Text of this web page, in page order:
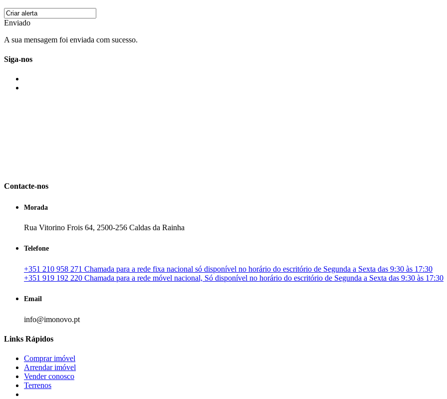
Enviado
A sua mensagem foi enviada com sucesso.
Siga-nos
Contacte-nos
Morada
Rua Vitorino Frois 64, 2500-256 Caldas da Rainha
Telefone
+351 210 958 271 Chamada para a rede fixa nacional só disponível no horário do escritório de Segunda a Sexta das 9:30 às 17:30
+351 919 192 220 Chamada para a rede móvel nacional, Só disponível no horário do escritório de Segunda a Sexta das 9:30 às 17:30
Email
info@imonovo.pt
Links Rápidos
Comprar imóvel
Arrendar imóvel
Vender conosco
Terrenos